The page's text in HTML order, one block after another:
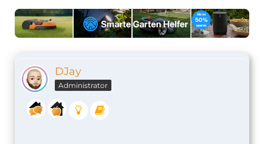
DJay
Administrator